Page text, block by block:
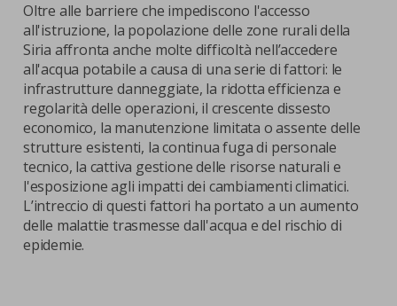
Oltre alle barriere che impediscono l'accesso
all'istruzione, la popolazione delle zone rurali della
Siria affronta anche molte difficoltà nell’accedere
all'acqua potabile a causa di una serie di fattori: le
infrastrutture danneggiate, la ridotta efficienza e
regolarità delle operazioni, il crescente dissesto
economico, la manutenzione limitata o assente delle
strutture esistenti, la continua fuga di personale
tecnico, la cattiva gestione delle risorse naturali e
l'esposizione agli impatti dei cambiamenti climatici.
L’intreccio di questi fattori ha portato a un aumento
delle malattie trasmesse dall'acqua e del rischio di
epidemie.